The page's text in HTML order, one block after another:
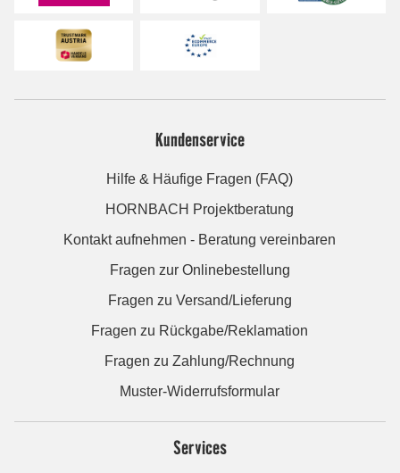
Kundenservice
Hilfe & Häufige Fragen (FAQ)
HORNBACH Projektberatung
Kontakt aufnehmen - Beratung vereinbaren
Fragen zur Onlinebestellung
Fragen zu Versand/Lieferung
Fragen zu Rückgabe/Reklamation
Fragen zu Zahlung/Rechnung
Muster-Widerrufsformular
Services